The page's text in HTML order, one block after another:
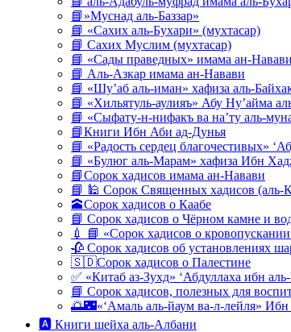
📘»Муснад аль-Баззар»
📘 «Сахих аль-Бухари» (мухтасар)
📘 Сахих Муслим (мухтасар)
📘 «Сады праведных» имама ан-Навави
📘 Аль-Азкар имама ан-Навави
📘 «Шу’аб аль-иман» хафиза аль-
📘 «Хильятуль-аулияъ» Абу Ну’айма
📘 «Сыфату-н-нифакъ ва на’ту аль-
📘Книги Ибн Аби ад-Дунья
📘 «Радость сердец благочестивых»
📘 «Булюг аль-Марам» хафиза Ибн
📘Сорок хадисов имама ан-Навави
📘 🕌 Сорок Священных хадисов (аль-
🕋Сорок хадисов о Каабе
📘 Сорок хадисов о Чёрном камне и
💉 📘 «Сорок хадисов о
🥀 Сорок хадисов об установлениях
🇸🇩Сорок хадисов о Палестине
✅ «Китаб аз-Зухд» ‘Абдуллаха ибн
📘 Сорок хадисов, полезных для
🌅🌃«‘Амаль аль-йаум ва-л-лейля»
🅰 Книги шейха аль-Албани